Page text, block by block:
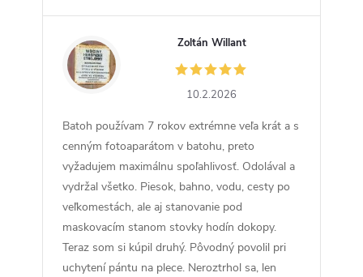
ZW
Zoltán Willant
10.2.2026
Batoh používam 7 rokov extrémne veľa krát a s
cenným fotoaparátom v batohu, preto
vyžadujem maximálnu spoľahlivosť. Odolával a
vydržal všetko. Piesok, bahno, vodu, cesty po
veľkomestách, ale aj stanovanie pod
maskovacím stanom stovky hodín dokopy.
Teraz som si kúpil druhý. Pôvodný povolil pri
uchytení pántu na plece. Neroztrhol sa, len